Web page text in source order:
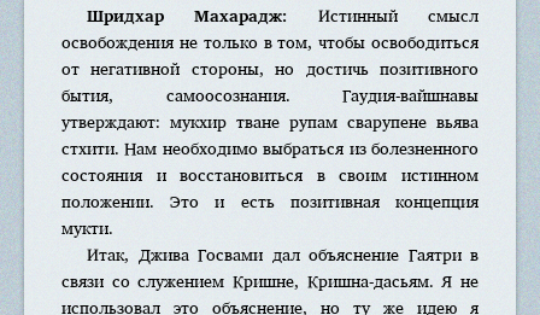
Шридхар Махарадж: Истинный смысл
освобождения не только в том, чтобы освободиться
от негативной стороны, но достичь позитивного
бытия, самоосознания. Гаудия-вайшнавы
утверждают: мукхир тване рупам сварупене вьява
стхити. Нам необходимо выбраться из болезненного
состояния и восстановиться в своим истинном
положении. Это и есть позитивная концепция
мукти.
Итак, Джива Госвами дал объяснение Гаятри в
связи со служением Кришне, Кришна-дасьям. Я не
использовал это объяснение, но ту же идею я